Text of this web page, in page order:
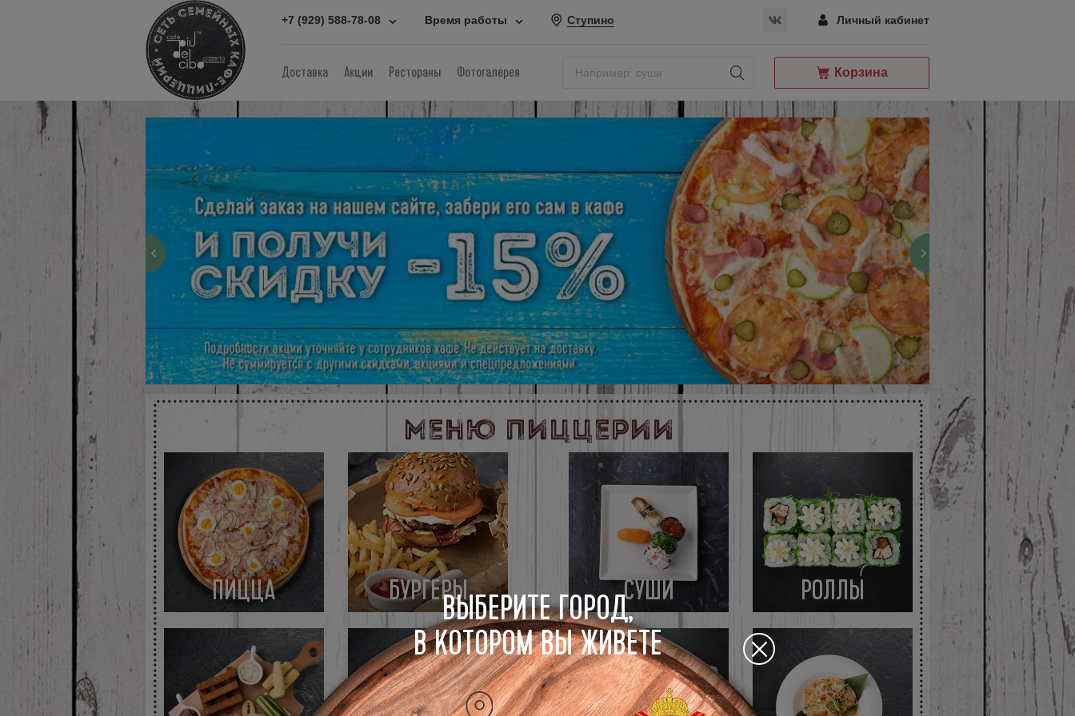
+7 (929) 588-78-08 Время работы Ступино Личный кабинет
Доставка Акции Рестораны Фотогалерея Корзина
ВЫБЕРИТЕ ГОРОД,
В КОТОРОМ ВЫ ЖИВЕТЕ
Меню пиццерии
ПИЦЦА БУРГЕРЫ СУШИ РОЛЛЫ